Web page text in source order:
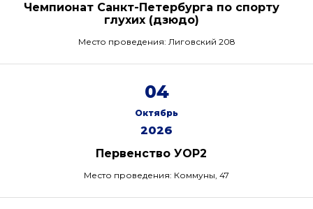
Чемпионат Санкт-Петербурга по спорту
глухих (дзюдо)
Место проведения: Лиговский 208
04
Октябрь
2026
Первенство УОР2
Место проведения: Коммуны, 47